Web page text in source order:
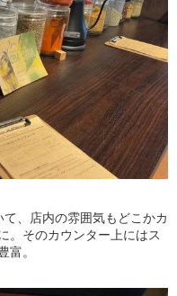
、店内の雰囲気もどこかカ
。そのカウンター上にはス
富。